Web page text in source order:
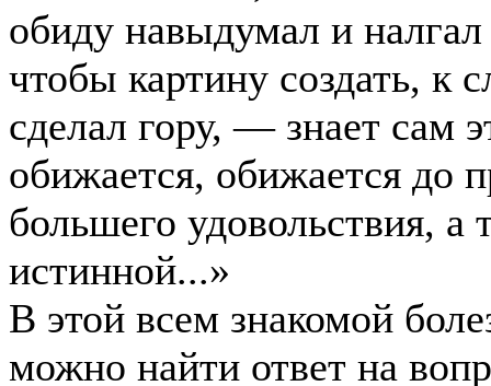
обиду навыдумал и
чтобы картину создать, к
сделал гору, — знает сам
обижается, обижается до
большего удовольствия,
истинной...»
В этой всем знакомой
можно найти ответ на